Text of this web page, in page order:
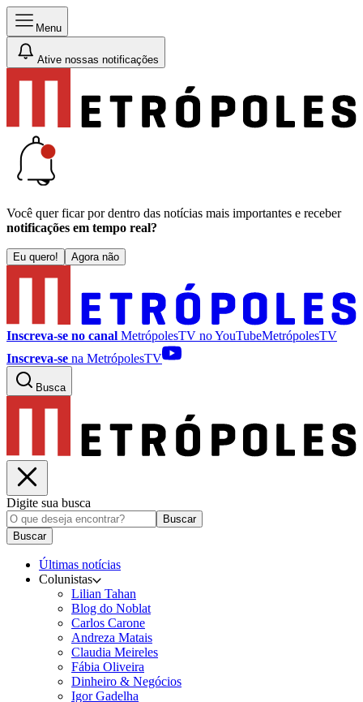
Menu
Ative nossas notificações
Você quer ficar por dentro das notícias mais importantes e receber
notificações em tempo real?
Eu quero! Agora não
Inscreva-se no canal MetrópolesTV noYouTubeMetrópolesTV
Inscreva-se na MetrópolesTV
Busca
Digite sua busca
Buscar
Buscar
Últimas notícias
Colunistas
Lilian Tahan
Blog do Noblat
Carlos Carone
Andreza Matais
Claudia Meireles
Fábia Oliveira
Dinheiro & Negócios
Igor Gadelha